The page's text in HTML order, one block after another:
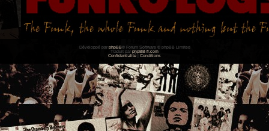
Développé par phpBB® Forum Software © phpBB Limited
Traduit par phpBB-fr.com
Confidentialité
Conditions